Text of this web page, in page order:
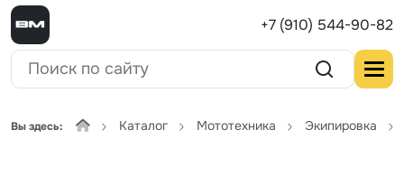
+7 (910) 544-90-82
Вы здесь: Каталог Мототехника Экипировка